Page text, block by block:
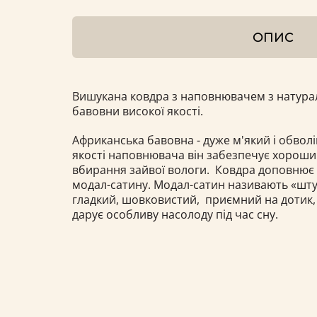
ОПИС
Вишукана ковдра з наповнювачем з
бавовни високої якості.
Африканська бавовна - дуже м'який і
якості наповнювача він забезпечує
вбирання зайвої вологи. Ковдра
модал-сатину. Модал-сатин називають
гладкий, шовковистий, приємний на дотик,
дарує особливу насолоду під час сну.